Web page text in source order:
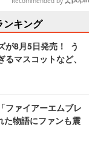
キング
が8月5日発売！ う
マスコットなど、
ファイアーエムブレ
物語にファンも震